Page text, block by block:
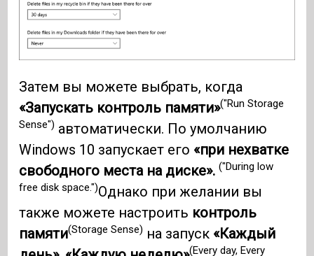
Затем вы можете выбрать, когда
«Запускать контроль памяти»("Run Storage
Sense") автоматически. По умолчанию
Windows 10 запускает его «при нехватке
свободного места на диске».("During low
free disk space.")Однако при желании вы
также можете настроить контроль
памяти(Storage Sense) на запуск «Каждый
(Every day, Every